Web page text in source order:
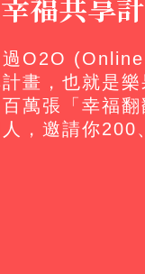
過O2O
畫，也就是
萬張「幸福
，邀請你